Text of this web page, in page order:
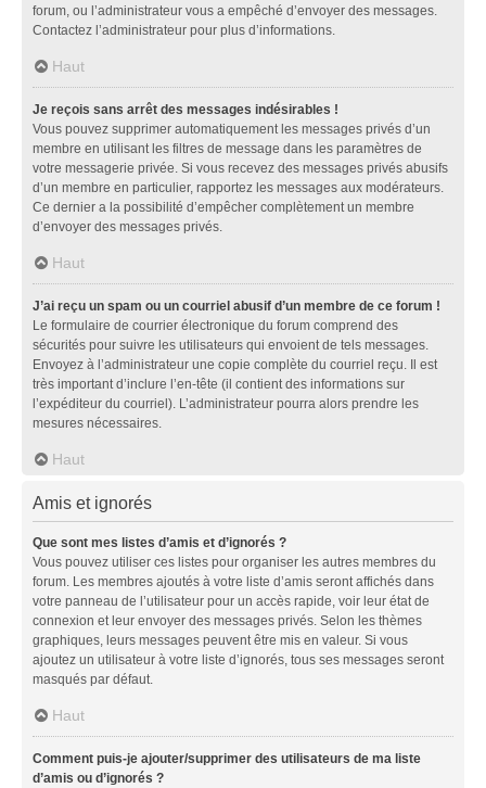
forum, ou l’administrateur vous a empêché d’envoyer des messages.
Contactez l’administrateur pour plus d’informations.
Haut
Je reçois sans arrêt des messages indésirables !
Vous pouvez supprimer automatiquement les messages privés d’un
membre en utilisant les filtres de message dans les paramètres de
votre messagerie privée. Si vous recevez des messages privés abusifs
d’un membre en particulier, rapportez les messages aux modérateurs.
Ce dernier a la possibilité d’empêcher complètement un membre
d’envoyer des messages privés.
Haut
J’ai reçu un spam ou un courriel abusif d’un membre de ce forum !
Le formulaire de courrier électronique du forum comprend des
sécurités pour suivre les utilisateurs qui envoient de tels messages.
Envoyez à l’administrateur une copie complète du courriel reçu. Il est
très important d’inclure l’en-tête (il contient des informations sur
l’expéditeur du courriel). L’administrateur pourra alors prendre les
mesures nécessaires.
Haut
Amis et ignorés
Que sont mes listes d’amis et d’ignorés ?
Vous pouvez utiliser ces listes pour organiser les autres membres du
forum. Les membres ajoutés à votre liste d’amis seront affichés dans
votre panneau de l’utilisateur pour un accès rapide, voir leur état de
connexion et leur envoyer des messages privés. Selon les thèmes
graphiques, leurs messages peuvent être mis en valeur. Si vous
ajoutez un utilisateur à votre liste d’ignorés, tous ses messages seront
masqués par défaut.
Haut
Comment puis-je ajouter/supprimer des utilisateurs de ma liste
d’amis ou d’ignorés ?